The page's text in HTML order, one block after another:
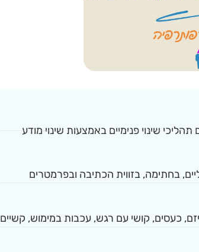
שינוי פנימיים באמצעות שינוי מודע
בחתימה, בזווית הכתיבה ובפרמטרים
כעסים, קושי עם רגש, עכבות במימוש, קשיים